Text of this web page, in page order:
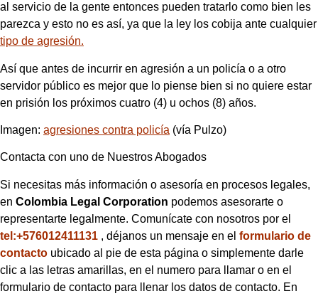
al servicio de la gente entonces pueden tratarlo como bien les
parezca y esto no es así, ya que la ley los cobija ante cualquier
tipo de agresión.
Así que antes de incurrir en agresión a un policía o a otro
servidor público es mejor que lo piense bien si no quiere estar
en prisión los próximos cuatro (4) u ochos (8) años.
Imagen: agresiones contra policía (vía Pulzo)
Contacta con uno de Nuestros Abogados
Si necesitas más información o asesoría en procesos legales,
en Colombia Legal Corporation podemos asesorarte o
representarte legalmente. Comunícate con nosotros por el
tel:+576012411131 , déjanos un mensaje en el formulario de
contacto ubicado al pie de esta página o simplemente darle
clic a las letras amarillas, en el numero para llamar o en el
formulario de contacto para llenar los datos de contacto. En